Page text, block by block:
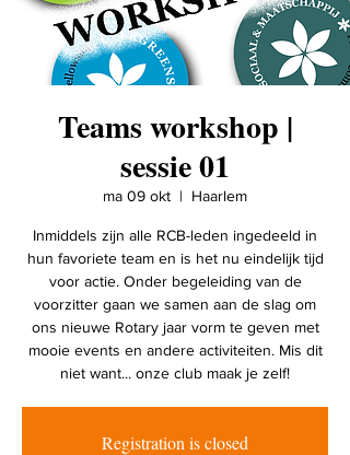
Teams workshop |
sessie 01
ma 09 okt
  |
Haarlem
Inmiddels zijn alle RCB-leden ingedeeld in
hun favoriete team en is het nu eindelijk tijd
voor actie. Onder begeleiding van de
voorzitter gaan we samen aan de slag om
ons nieuwe Rotary jaar vorm te geven met
mooie events en andere activiteiten. Mis dit
niet want... onze club maak je zelf!
Registration is closed